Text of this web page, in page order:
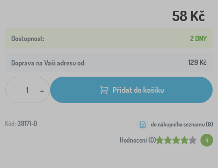
58 Kč
2 DNY
Doprava na Vaši adresu od: 129 Kč
- + Přidat do košíku
Kód: 39171-0
Hodnocení (0) 4
do nákupního seznamu (0)